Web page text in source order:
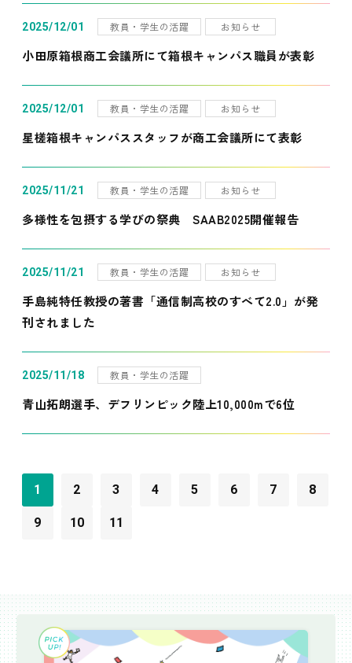
2025/12/01 教員・学生の活躍 お知らせ
小田原箱根商工会議所にて箱根キャンパス職員が表彰
2025/12/01 教員・学生の活躍 お知らせ
星槎箱根キャンパススタッフが商工会議所にて表彰
2025/11/21 教員・学生の活躍 お知らせ
多様性を包摂する学びの祭典 SAAB2025開催報告
2025/11/21 教員・学生の活躍 お知らせ
手島純特任教授の著書「通信制高校のすべて2.0」が発
刊されました
2025/11/18 教員・学生の活躍
青山拓朗選手、デフリンピック陸上10,000mで6位
1 2 3 4 5 6 7 8
9 10 11